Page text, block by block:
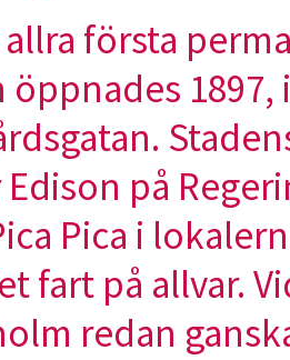
första
öppnades
på
Pica i
fart på allvar.
redan